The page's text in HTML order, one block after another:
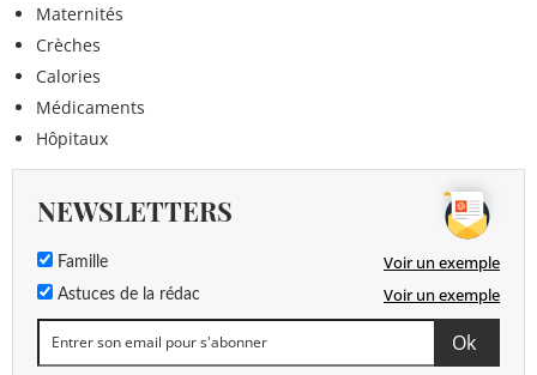
Maternités
Crèches
Calories
Médicaments
Hôpitaux
NEWSLETTERS
Famille Voir un exemple
Astuces de la rédac Voir un exemple